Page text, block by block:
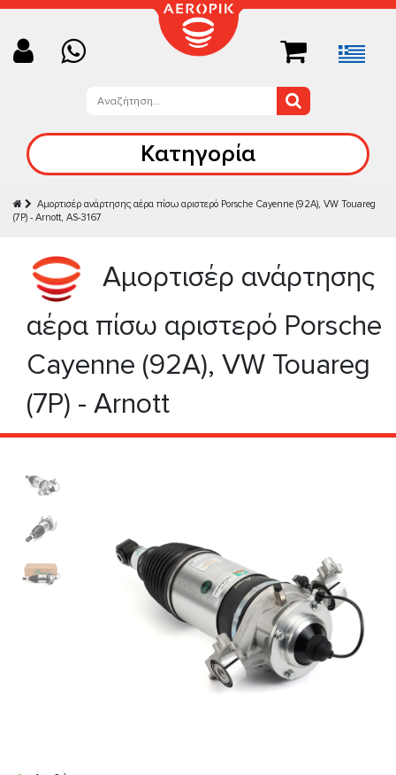
Κατηγορία
Αμορτισέρ ανάρτησης αέρα πίσω αριστερό Porsche Cayenne (92A), VW Touareg
(7P) - Arnott, AS-3167
Αμορτισέρ ανάρτησης
αέρα πίσω αριστερό Porsche
Cayenne (92A), VW Touareg
(7P) - Arnott